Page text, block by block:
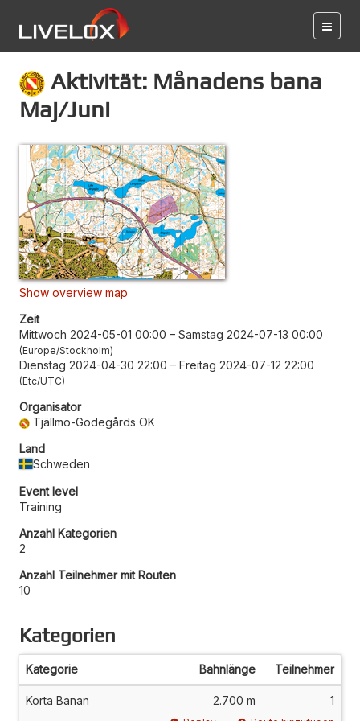
Aktivität: Månadens bana
Maj/Juni
Show overview map
Zeit
Mittwoch 2024-05-01 00:00 – Samstag 2024-07-13 00:00
Europe/Stockholm
Dienstag 2024-04-30 22:00 – Freitag 2024-07-12 22:00
Etc/UTC
Organisator
Tjällmo-Godegårds OK
Land
Schweden
Event level
Training
Anzahl Kategorien
2
Anzahl Teilnehmer mit Routen
10
Kategorien
Kategorie Bahnlänge Teilnehmer
Korta Banan 2.700 m 1